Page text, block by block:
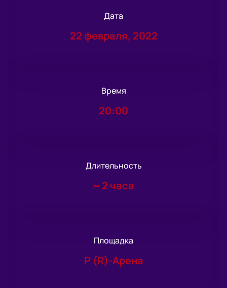
Дата
22 февраля, 2022
Время
20:00
Длительность
~ 2 часа
Площадка
Р (R)-Арена